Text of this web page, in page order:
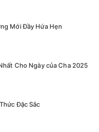
Mới Đầy Hứa Hẹn
Cho Ngày của Cha 2025
Đặc Sắc